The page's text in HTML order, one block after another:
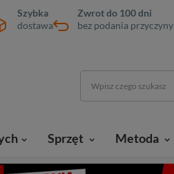
Szybka
dostawa
Zwrot do 100 dni
bez podania
Sprzęt Metoda